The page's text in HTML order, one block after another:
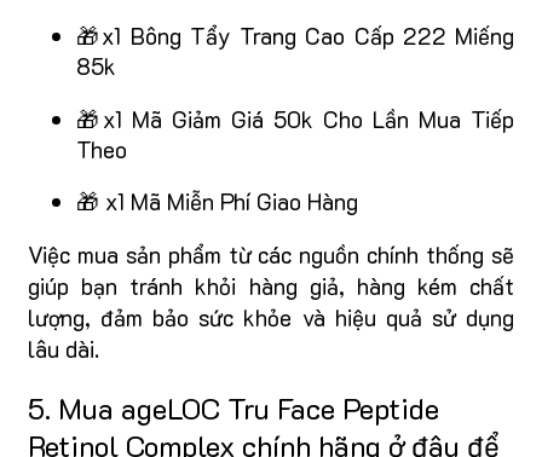
🎁x1 Bông Tẩy Trang Cao Cấp 222 Miếng
85k
🎁x1 Mã Giảm Giá 50k Cho Lần Mua Tiếp
Theo
🎁 x1 Mã Miễn Phí Giao Hàng
Việc mua sản phẩm từ các nguồn chính thống sẽ
giúp bạn tránh khỏi hàng giả, hàng kém chất
lượng, đảm bảo sức khỏe và hiệu quả sử dụng
lâu dài.
5. Mua ageLOC Tru Face Peptide
Retinol Complex chính hãng ở đâu để